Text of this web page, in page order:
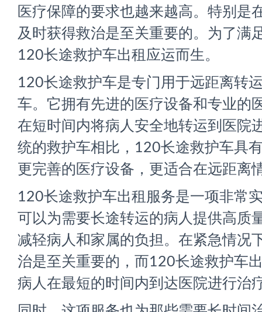
医疗保障的要求也越来越高。特别是
及时获得救治是至关重要的。为了满
120长途救护车出租应运而生。
120长途救护车是专门用于远距离转
车。它拥有先进的医疗设备和专业的
在短时间内将病人安全地转运到医院
统的救护车相比，120长途救护车具
更完善的医疗设备，更适合在远距离
120长途救护车出租服务是一项非常
可以为需要长途转运的病人提供高质
减轻病人和家属的负担。在紧急情况
治是至关重要的，而120长途救护车
病人在最短的时间内到达医院进行治